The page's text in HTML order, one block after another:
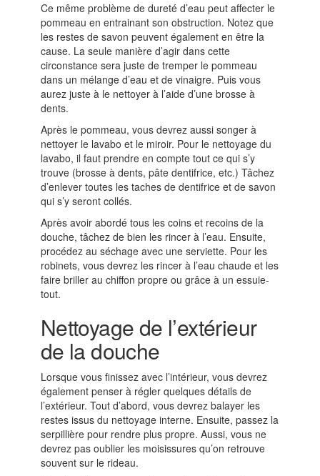
Ce même problème de dureté d’eau peut affecter le
pommeau en entrainant son obstruction. Notez que
les restes de savon peuvent également en être la
cause. La seule manière d’agir dans cette
circonstance sera juste de tremper le pommeau
dans un mélange d’eau et de vinaigre. Puis vous
aurez juste à le nettoyer à l’aide d’une brosse à
dents.
Après le pommeau, vous devrez aussi songer à
nettoyer le lavabo et le miroir. Pour le nettoyage du
lavabo, il faut prendre en compte tout ce qui s’y
trouve (brosse à dents, pâte dentifrice, etc.) Tâchez
d’enlever toutes les taches de dentifrice et de savon
qui s’y seront collés.
Après avoir abordé tous les coins et recoins de la
douche, tâchez de bien les rincer à l’eau. Ensuite,
procédez au séchage avec une serviette. Pour les
robinets, vous devrez les rincer à l’eau chaude et les
faire briller au chiffon propre ou grâce à un essuie-
tout.
Nettoyage de l’extérieur
de la douche
Lorsque vous finissez avec l’intérieur, vous devrez
également penser à régler quelques détails de
l’extérieur. Tout d’abord, vous devrez balayer les
restes issus du nettoyage interne. Ensuite, passez la
serpillière pour rendre plus propre. Aussi, vous ne
devrez pas oublier les moisissures qu’on retrouve
souvent sur le rideau.